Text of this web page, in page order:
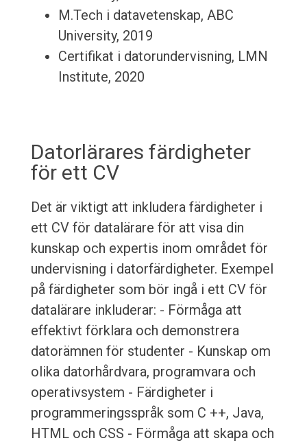
M.Tech i datavetenskap, ABC
University, 2019
Certifikat i datorundervisning, LMN
Institute, 2020
Datorlärares färdigheter
för ett CV
Det är viktigt att inkludera färdigheter i
ett CV för datalärare för att visa din
kunskap och expertis inom området för
undervisning i datorfärdigheter. Exempel
på färdigheter som bör ingå i ett CV för
datalärare inkluderar: - Förmåga att
effektivt förklara och demonstrera
datorämnen för studenter - Kunskap om
olika datorhårdvara, programvara och
operativsystem - Färdigheter i
programmeringsspråk som C ++, Java,
HTML och CSS - Förmåga att skapa och